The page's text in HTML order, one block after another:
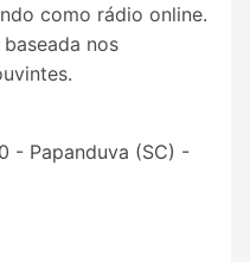
como rádio online.
nos
- Papanduva (SC) -